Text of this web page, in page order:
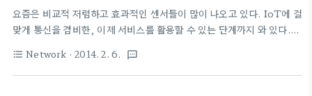
라서 RF 송수신이 파워소모측면에서는 가장 중요한 요소이다. 모든 선
택에는 tradeoffs가 있다. 한예로 WiFi는 54Mbp..
요즘은 비교적 저렴하고 효과적인 센서들이 많이 나오고 있다. IoT에 걸
맞게 통신을 겸비한, 이제 서비스를 활용할 수 있는 단계까지 와 있다.
a Service on the Internet of Things WP.pdf (315.6 K)View
Download 그 중 통신을 위한 기술들 소개부분에서 발췌..센서노드이
format_list_bulleted Network · 2014. 2. 6. textsms